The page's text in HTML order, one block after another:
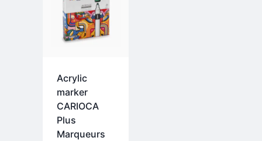
Acrylic
marker
CARIOCA
Plus
Marqueurs